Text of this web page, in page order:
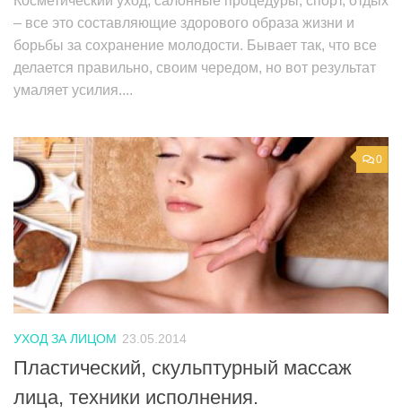
– все это составляющие здорового образа жизни и
борьбы за сохранение молодости. Бывает так, что все
делается правильно, своим чередом, но вот результат
умаляет усилия....
0
УХОД ЗА ЛИЦОМ 23.05.2014
Пластический, скульптурный массаж
лица, техники исполнения.